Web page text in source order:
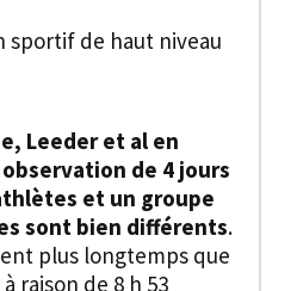
Leeder et al en
de 4 jours
et un groupe
sont bien différents.
plus longtemps que
raison de 8 h 53